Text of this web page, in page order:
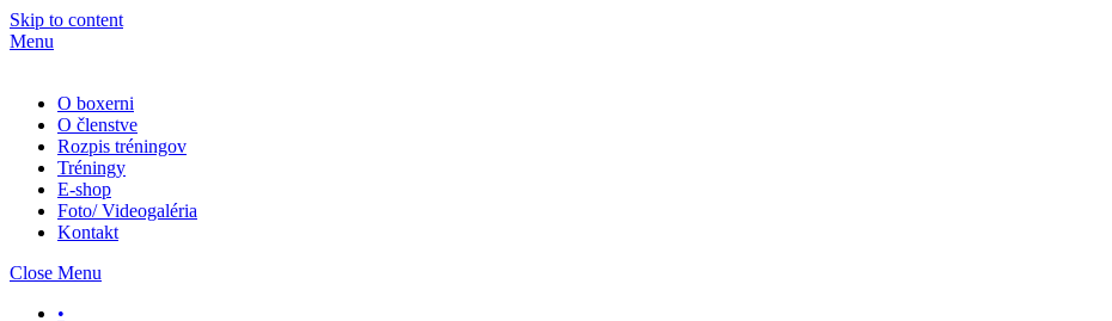
Skip to content
Menu
O boxerni
O členstve
Rozpis tréningov
Tréningy
E-shop
Foto/ Videogaléria
Kontakt
Close Menu
•